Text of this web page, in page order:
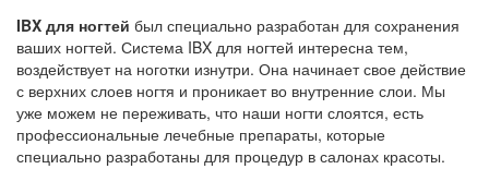
IBX для ногтей был специально разработан для сохранения
ваших ногтей. Система IBX для ногтей интересна тем,
воздействует на ноготки изнутри. Она начинает свое действие
с верхних слоев ногтя и проникает во внутренние слои. Мы
уже можем не переживать, что наши ногти слоятся, есть
профессиональные лечебные препараты, которые
специально разработаны для процедур в салонах красоты.